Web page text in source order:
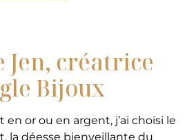
Jen, créatrice
Bijoux
en or ou en argent, j’ai choisi le
la déesse bienveillante du